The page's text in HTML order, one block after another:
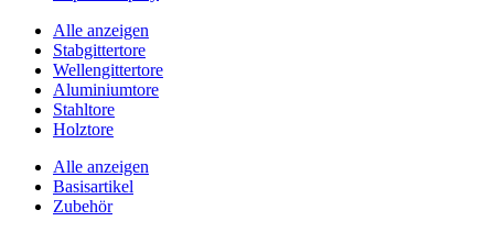
Alle anzeigen
Stabgittertore
Wellengittertore
Aluminiumtore
Stahltore
Holztore
Alle anzeigen
Basisartikel
Zubehör